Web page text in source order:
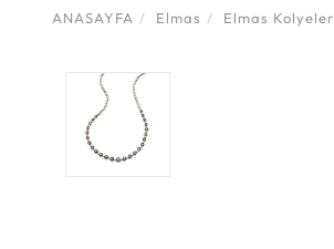
ANASAYFA Elmas Elmas Kolyeler